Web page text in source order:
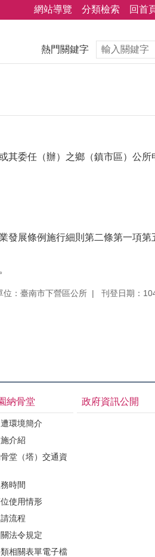
網站導覽 分類檢索 回首
熱門關鍵字
委任（辦）之鄉（鎮市區）公所
發展條例施行細則第二條第一項第
位：臺南市下營區公所 刊登日期：
納骨堂
環境簡介
介紹
堂（塔）交通資
時間
使用情形
流程
法令規定
相關表單電子檔
政府資訊公開